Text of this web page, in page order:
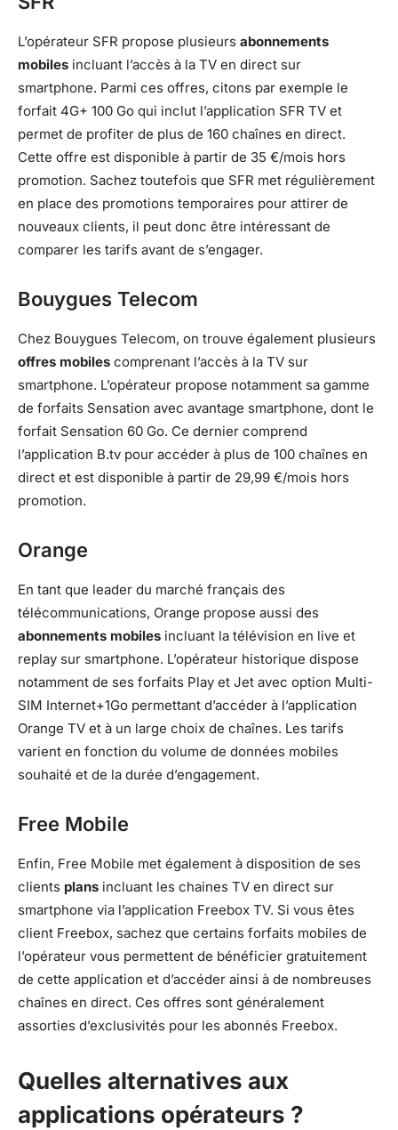
L’opérateur SFR propose plusieurs abonnements
mobiles incluant l’accès à la TV en direct sur
smartphone. Parmi ces offres, citons par exemple le
forfait 4G+ 100 Go qui inclut l’application SFR TV et
permet de profiter de plus de 160 chaînes en direct.
Cette offre est disponible à partir de 35 €/mois hors
promotion. Sachez toutefois que SFR met régulièrement
en place des promotions temporaires pour attirer de
nouveaux clients, il peut donc être intéressant de
comparer les tarifs avant de s’engager.
Bouygues Telecom
Chez Bouygues Telecom, on trouve également plusieurs
offres mobiles comprenant l’accès à la TV sur
smartphone. L’opérateur propose notamment sa gamme
de forfaits Sensation avec avantage smartphone, dont le
forfait Sensation 60 Go. Ce dernier comprend
l’application B.tv pour accéder à plus de 100 chaînes en
direct et est disponible à partir de 29,99 €/mois hors
promotion.
Orange
En tant que leader du marché français des
télécommunications, Orange propose aussi des
abonnements mobiles incluant la télévision en live et
replay sur smartphone. L’opérateur historique dispose
notamment de ses forfaits Play et Jet avec option Multi-
SIM Internet+1Go permettant d’accéder à l’application
Orange TV et à un large choix de chaînes. Les tarifs
varient en fonction du volume de données mobiles
souhaité et de la durée d’engagement.
Free Mobile
Enfin, Free Mobile met également à disposition de ses
clients plans incluant les chaines TV en direct sur
smartphone via l’application Freebox TV. Si vous êtes
client Freebox, sachez que certains forfaits mobiles de
l’opérateur vous permettent de bénéficier gratuitement
de cette application et d’accéder ainsi à de nombreuses
chaînes en direct. Ces offres sont généralement
assorties d’exclusivités pour les abonnés Freebox.
Quelles alternatives aux
applications opérateurs ?